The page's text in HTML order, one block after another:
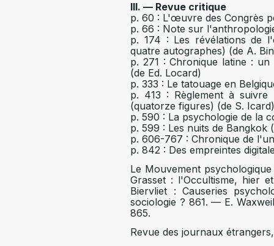
III. — Revue critique
p. 60 : L'œuvre des Congrès
p. 66 : Note sur
p. 174 : Les révélations de
quatre autographes) (de A.
p. 271 : Chronique latine :
(de Ed. Locard)
p. 333 : Le tatouage en
p. 413 : Règlement à
(quatorze figures) (de S.
p. 590 : La psychologie de la
p. 599 : Les nuits de Bangkok
p. 606-767 : Chronique de
p. 842 : Des empreintes
Le Mouvement
Grasset : l'Occultisme, hier
Biervliet : Causeries
sociologie ? 861. — E.
865.
Revue des journaux